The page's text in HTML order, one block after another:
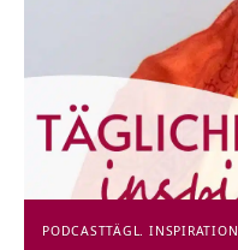
PODCASTTÄGL. INSPIRATION